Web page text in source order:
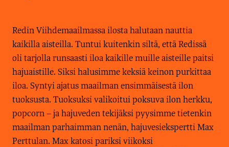
Redin Viihdemaailmassa ilosta halutaan nauttia
kaikilla aisteilla. Tuntui kuitenkin siltä, että Redissä
oli tarjolla runsaasti iloa kaikille muille aisteille paitsi
hajuaistille. Siksi halusimme keksiä keinon purkittaa
iloa. Syntyi ajatus maailman ensimmäisestä ilon
tuoksusta. Tuoksuksi valikoitui poksuva ilon herkku,
popcorn – ja hajuveden tekijäksi pyysimme tietenkin
maailman parhaimman nenän, hajuvesiekspertti Max
Perttulan. Max katosi pariksi viikoksi